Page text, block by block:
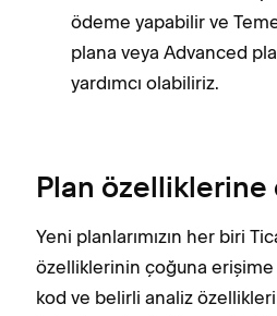
ödeme yapabilir ve
plana veya Advanced
yardımcı olabiliriz.
Plan özelliklerine
Yeni planlarımızın her biri
özelliklerinin çoğuna erişime
kod ve belirli analiz